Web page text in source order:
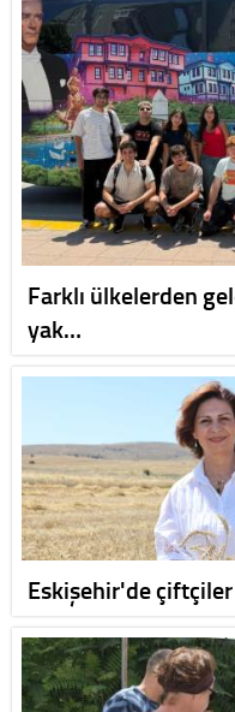
Farklı ülkelerden
yak…
Eskişehir'de